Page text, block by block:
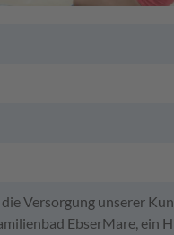
Versorgung unserer
EbserMare, ein